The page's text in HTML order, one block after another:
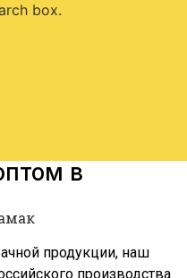
box.
в
продукции, наш
производства